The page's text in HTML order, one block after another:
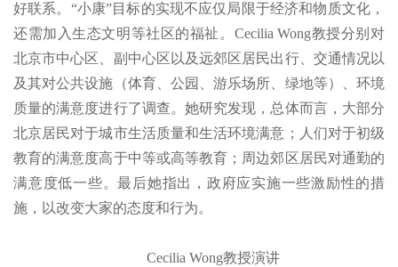
好联系。“小康”目标的实现不应仅局限于经济和物质文化，
还需加入生态文明等社区的福祉。Cecilia Wong教授分别对
北京市中心区、副中心区以及远郊区居民出行、交通情况以
及其对公共设施（体育、公园、游乐场所、绿地等）、环境
质量的满意度进行了调查。她研究发现，总体而言，大部分
北京居民对于城市生活质量和生活环境满意；人们对于初级
教育的满意度高于中等或高等教育；周边郊区居民对通勤的
满意度低一些。最后她指出，政府应实施一些激励性的措
施，以改变大家的态度和行为。
Cecilia Wong教授演讲